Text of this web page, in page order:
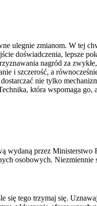
ulegnie zmianom. W tej
doświadczenia, lepsze
nagród za
i szczerość, a
nie tylko
która wspomaga go,
wydaną przez
osobowych.
się tego trzymaj się.